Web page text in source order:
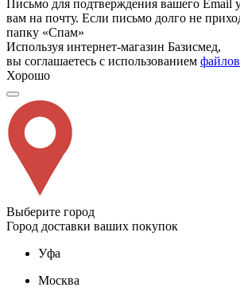
Письмо для подтверждения вашего Email
вам на почту. Если письмо долго не
папку «Спам»
Используя интернет-магазин Базисмед,
вы соглашаетесь с использованием
Хорошо
Выберите город
Город доставки ваших покупок
Уфа
Москва